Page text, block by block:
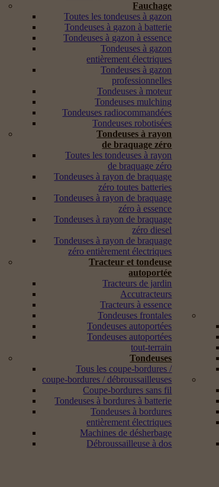
Fauchage
Toutes les tondeuses à gazon
Tondeuses à gazon à batterie
Tondeuses à gazon à essence
Tondeuses à gazon
entièrement électriques
Tondeuses à gazon
professionnelles
Tondeuses à moteur
Tondeuses mulching
Tondeuses radiocommandées
Tondeuses robotisées
Tondeuses à rayon
de braquage zéro
Toutes les tondeuses à rayon
de braquage zéro
Tondeuses à rayon de braquage
zéro toutes batteries
Tondeuses à rayon de braquage
zéro à essence
Tondeuses à rayon de braquage
zéro diesel
Tondeuses à rayon de braquage
zéro entièrement électriques
Tracteur et tondeuse
autoportée
Tracteurs de jardin
Accutracteurs
Tracteurs à essence
Tondeuses frontales
Tondeuses autoportées
Tondeuses autoportées
tout-terrain
Tondeuses
Tous les coupe-bordures /
coupe-bordures / débroussailleuses
Coupe-bordures sans fil
Tondeuses à bordures à batterie
Tondeuses à bordures
entièrement électriques
Machines de désherbage
Débroussailleuse à dos